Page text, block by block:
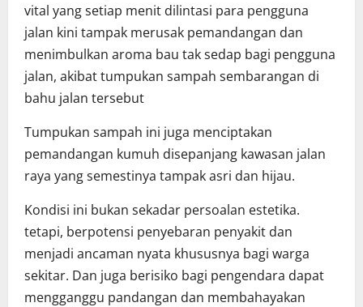
vital yang setiap menit dilintasi para pengguna
jalan kini tampak merusak pemandangan dan
menimbulkan aroma bau tak sedap bagi pengguna
jalan, akibat tumpukan sampah sembarangan di
bahu jalan tersebut
Tumpukan sampah ini juga menciptakan
pemandangan kumuh disepanjang kawasan jalan
raya yang semestinya tampak asri dan hijau.
Kondisi ini bukan sekadar persoalan estetika.
tetapi, berpotensi penyebaran penyakit dan
menjadi ancaman nyata khususnya bagi warga
sekitar. Dan juga berisiko bagi pengendara dapat
mengganggu pandangan dan membahayakan